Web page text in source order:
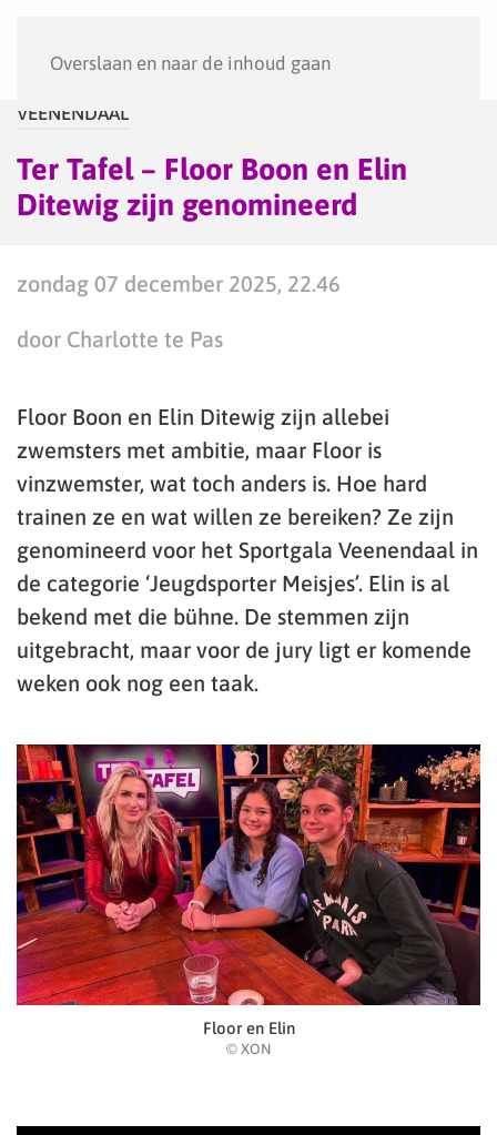
Overslaan en naar de inhoud gaan
VEENENDAAL
Ter Tafel – Floor Boon en Elin
Ditewig zijn genomineerd
zondag 07 december 2025, 22.46
door Charlotte te Pas
Floor Boon en Elin Ditewig zijn allebei
zwemsters met ambitie, maar Floor is
vinzwemster, wat toch anders is. Hoe hard
trainen ze en wat willen ze bereiken? Ze zijn
genomineerd voor het Sportgala Veenendaal in
de categorie ‘Jeugdsporter Meisjes’. Elin is al
bekend met die bühne. De stemmen zijn
uitgebracht, maar voor de jury ligt er komende
weken ook nog een taak.
Floor en Elin
© XON